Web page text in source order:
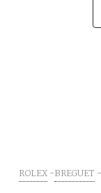
ROLEX BREGUET